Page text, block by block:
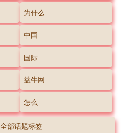
为什么
中国
国际
益牛网
怎么
全部话题标签